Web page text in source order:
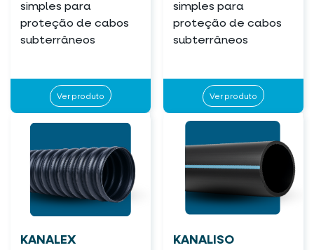
simples para
proteção de cabos
subterrâneos
Ver produto
simples para
proteção de cabos
subterrâneos
Ver produto
KANALEX KANALISO